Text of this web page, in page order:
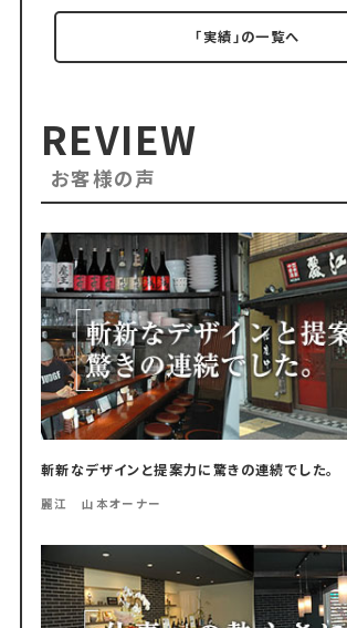
「実績」の一覧へ
REVIEW
お客様の声
斬新なデザインと提案力に驚きの連続でした。
麗江 山本オーナー